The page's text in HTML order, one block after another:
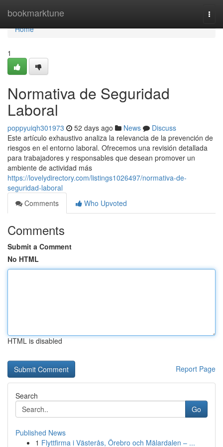
bookmarktune
Home
Home
1
Normativa de Seguridad
Laboral
poppyuiqh301973 52 days ago News
Discuss
Este artículo exhaustivo analiza la relevancia de la prevención de
riesgos en el entorno laboral. Ofrecemos una revisión detallada
para trabajadores y responsables que desean promover un
ambiente de actividad más
https://lovelydirectory.com/listings1026497/normativa-de-
seguridad-laboral
Comments
Who Upvoted
Comments
Submit a Comment
No HTML
HTML is disabled
Report Page
Search
Go
Published News
1 Flyttfirma i Västerås, Örebro och Mälardalen – ...